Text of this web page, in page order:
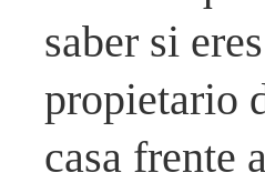
saber si eres
propietario
casa frente